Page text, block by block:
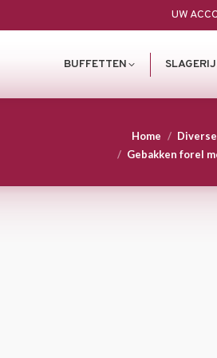
UW
BUFFETTEN SLAGERIJ
Home
Gebakken forel